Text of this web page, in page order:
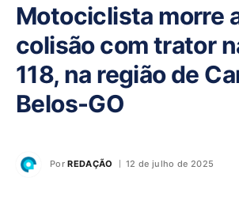
Motociclista morre
colisão com trator
118, na região de
Belos-GO
Por REDAÇÃO 12 de julho de 2025